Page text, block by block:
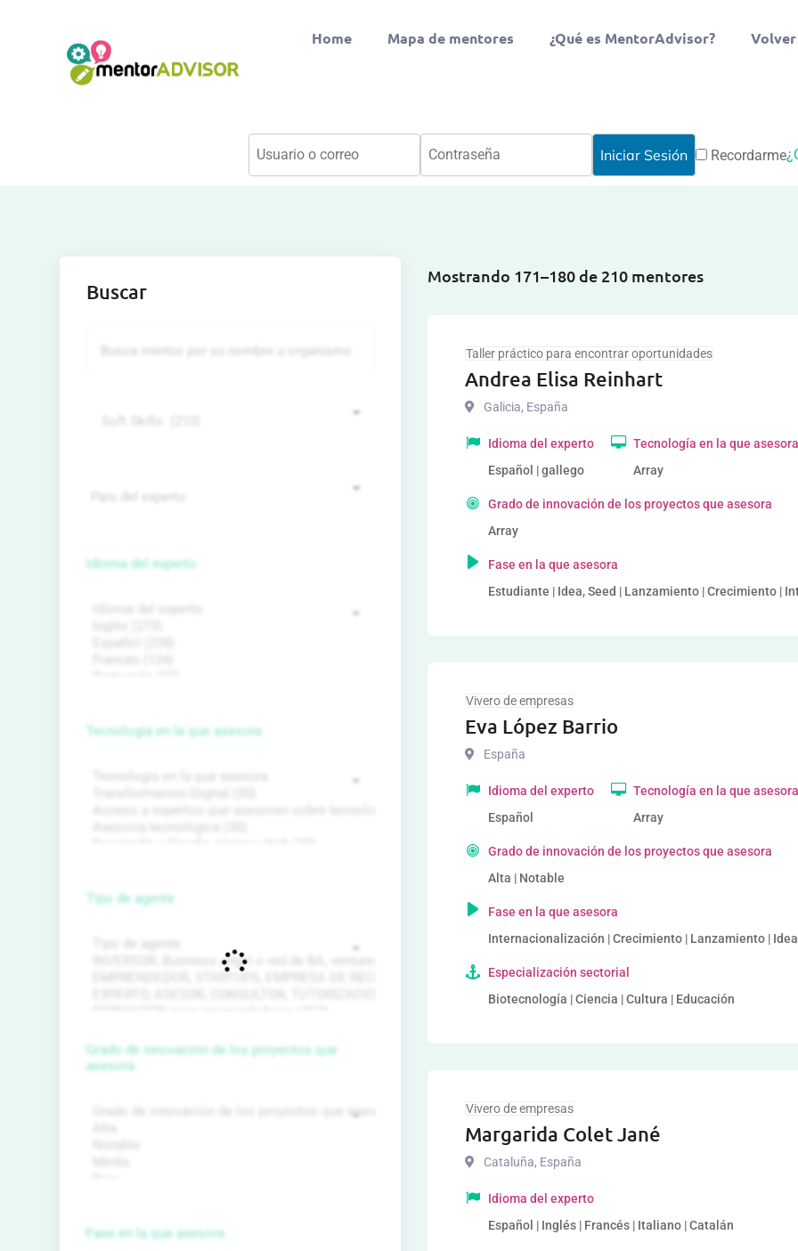
Home Mapa de mentores ¿Qué es MentorAdvisor?
Recordarme
Mostrando 171–180 de 210 mentores
Taller práctico para encontrar oportunidades
Andrea Elisa Reinhart
Galicia, España
Idioma del experto
Español | gallego
Tecnología en la que asesora
Array
Grado de innovación de los proyectos que asesora
Array
Fase en la que asesora
Estudiante | Idea, Seed | Lanzamiento | Crecimiento |
Vivero de empresas
Eva López Barrio
España
Idioma del experto
Español
Tecnología en la que asesora
Array
Grado de innovación de los proyectos que asesora
Alta | Notable
Fase en la que asesora
Internacionalización | Crecimiento | Lanzamiento |
Especialización sectorial
Biotecnología | Ciencia | Cultura | Educación
Vivero de empresas
Margarida Colet Jané
Cataluña, España
Idioma del experto
Español | Inglés | Francés | Italiano | Catalán
Buscar
Idioma del experto
Tecnología en la que asesora
Tipo de agente
Grado de innovación de los proyectos que
asesora
Fase en la que asesora